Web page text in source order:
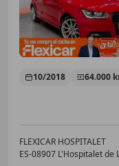
10/2018 64.000
FLEXICAR HOSPITALET
ES-08907 L'Hospitalet de